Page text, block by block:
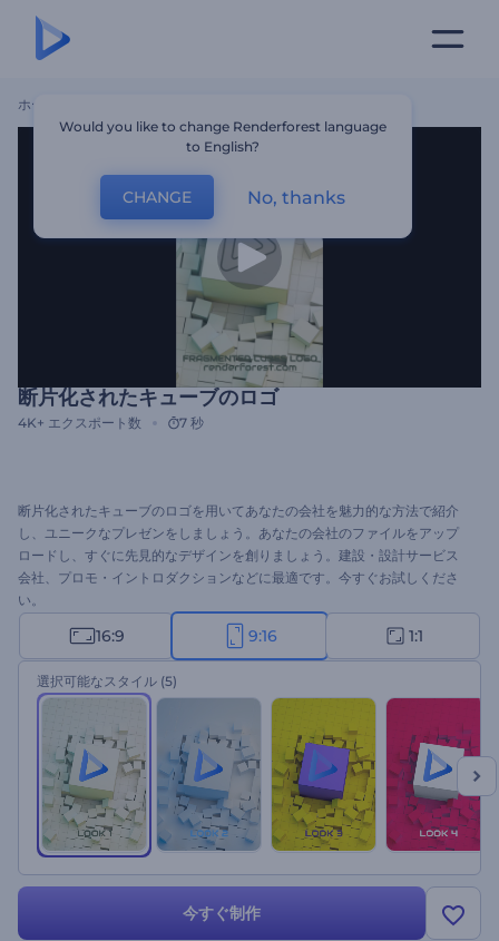
ホーム
断片化されたキューブのロゴ
4K+ エクスポート数 7 秒
断片化されたキューブのロゴを用いてあなたの会社を魅力的な方法で紹介
し、ユニークなプレゼンをしましょう。あなたの会社のファイルをアップ
ロードし、すぐに先見的なデザインを創りましょう。建設・設計サービス
会社、プロモ・イントロダクションなどに最適です。今すぐお試しくださ
い。
16:9 9:16 1:1
選択可能なスタイル (5)
今すぐ制作
Would you like to change Renderforest language
to English?
CHANGE No, thanks